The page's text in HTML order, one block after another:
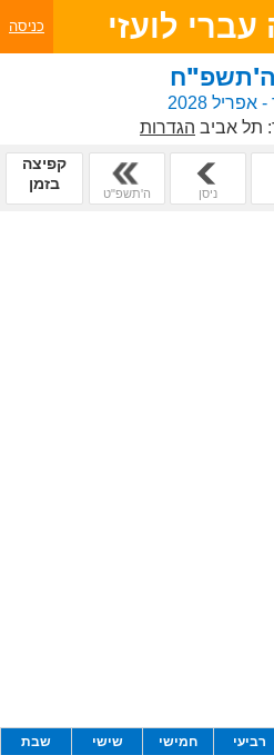
לועזי כניסה
2028
תל אביב הגדרות
ניסן ה'תשפ"ט
קפיצה
בזמן
רביעי חמישי שישי שבת